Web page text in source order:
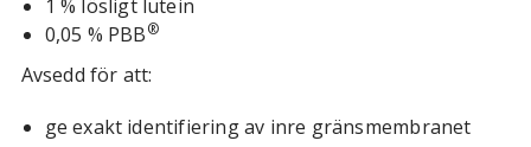
1 % lösligt lutein
0,05 % PBB®
Avsedd för att:
ge exakt identifiering av inre gränsmembranet